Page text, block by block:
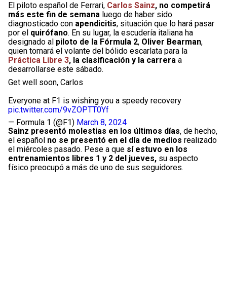
El piloto español de Ferrari, Carlos Sainz, no competirá
más este fin de semana luego de haber sido
diagnosticado con apendicitis, situación que lo hará pasar
por el quirófano. En su lugar, la escudería italiana ha
designado al piloto de la Fórmula 2, Oliver Bearman,
quien tomará el volante del bólido escarlata para la
Práctica Libre 3, la clasificación y la carrera a
desarrollarse este sábado.
Get well soon, Carlos
Everyone at F1 is wishing you a speedy recovery
pic.twitter.com/9vZOPTT0Yf
— Formula 1 (@F1) March 8, 2024
Sainz presentó molestias en los últimos días, de hecho,
el español no se presentó en el día de medios realizado
el miércoles pasado. Pese a que sí estuvo en los
entrenamientos libres 1 y 2 del jueves, su aspecto
físico preocupó a más de uno de sus seguidores.